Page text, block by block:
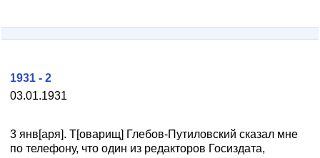
03.01.1931
1931 - 2
3 янв[аря]. Т[оварищ] Глебов-Путиловский сказал мне
по телефону, что один из редакторов Госиздата,